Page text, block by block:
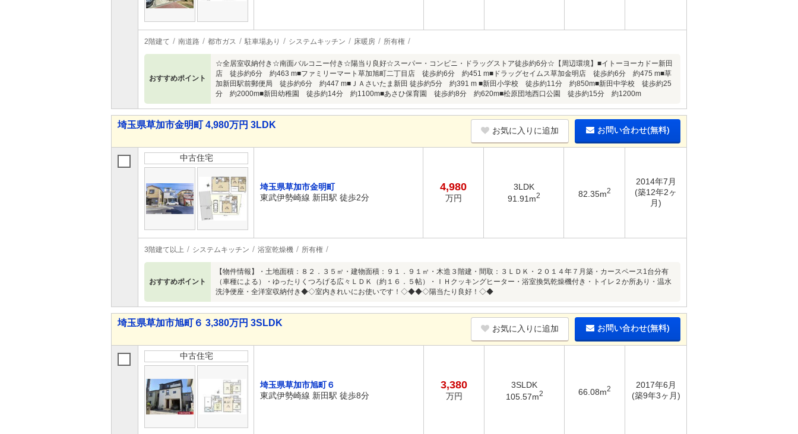
2階建て 南道路 都市ガス 駐車場あり システムキッチン 床暖房 所有権
おすすめポイント
☆全居室収納付き☆南面バルコニー付き☆陽当り良好☆スーパー・コンビニ・ドラッグストア徒歩約6分☆【周辺環境】■イトーヨーカドー新田
店 徒歩約6分 約463 m■ファミリーマート草加旭町二丁目店 徒歩約6分 約451 m■ドラッグセイムス草加金明店 徒歩約6分 約475 m■草
加新田駅前郵便局 徒歩約6分 約447 m■ＪＡさいたま新田 徒歩約5分 約391 m ■新田小学校 徒歩約11分 約850m■新田中学校 徒歩約25
分 約2000m■新田幼稚園 徒歩約14分 約1100m■あさひ保育園 徒歩約8分 約620m■松原団地西口公園 徒歩約15分 約1200m
埼玉県草加市金明町 4,980万円 3LDK
お気に入りに追加 お問い合わせ(無料)
中古住宅
埼玉県草加市金明町
東武伊勢崎線 新田駅 徒歩2分
4,980
万円
3LDK
91.91m2 82.35m2
2014年7月
(築12年2ヶ
月)
3階建て以上 システムキッチン 浴室乾燥機 所有権
おすすめポイント
【物件情報】・土地面積：８２．３５㎡・建物面積：９１．９１㎡・木造３階建・間取：３ＬＤＫ・２０１４年７月築・カースペース1台分有
（車種による）・ゆったりくつろげる広々ＬＤＫ（約１６．５帖）・ＩＨクッキングヒーター・浴室換気乾燥機付き・トイレ２か所あり・温水
洗浄便座・全洋室収納付き◆◇室内きれいにお使いです！◇◆◆◇陽当たり良好！◇◆
埼玉県草加市旭町６ 3,380万円 3SLDK
お気に入りに追加 お問い合わせ(無料)
中古住宅
埼玉県草加市旭町６
東武伊勢崎線 新田駅 徒歩8分
3,380
万円
3SLDK
105.57m2 66.08m2
2017年6月
(築9年3ヶ月)